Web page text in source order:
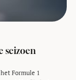
seizoen
Formule 1